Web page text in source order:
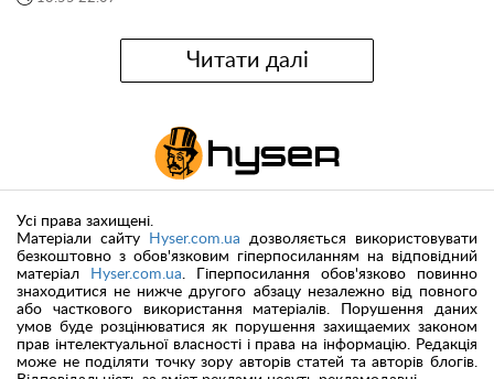
Читати далі
Усі права захищені.
Матеріали сайту
Hyser.com.ua дозволяється використовувати
безкоштовно з обов'язковим гіперпосиланням на відповідний
матеріал
Hyser.com.ua. Гіперпосилання обов'язково повинно
знаходитися не нижче другого абзацу незалежно від повного
або часткового використання матеріалів. Порушення даних
умов буде розцінюватися як порушення захищаемих законом
прав інтелектуальної власності і права на інформацію. Редакція
може не поділяти точку зору авторів статей та авторів блогів.